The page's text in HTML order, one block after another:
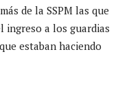
de la SSPM las que
a los guardias
estaban haciendo